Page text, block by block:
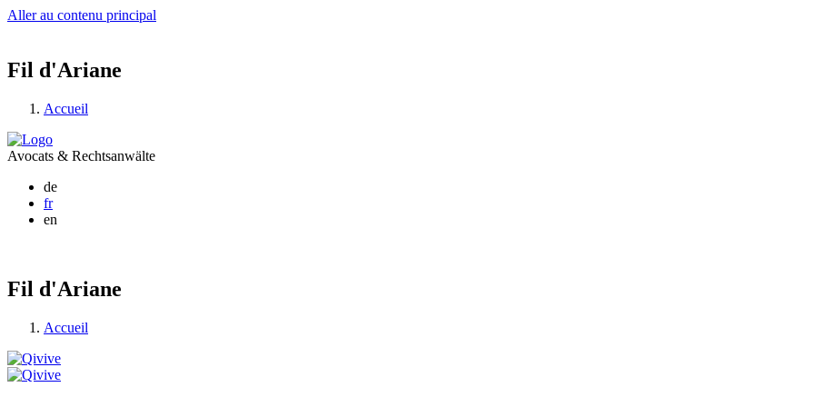
Aller au contenu principal
Fil d'Ariane
Accueil
Avocats & Rechtsanwälte
de
fr
en
Fil d'Ariane
Accueil